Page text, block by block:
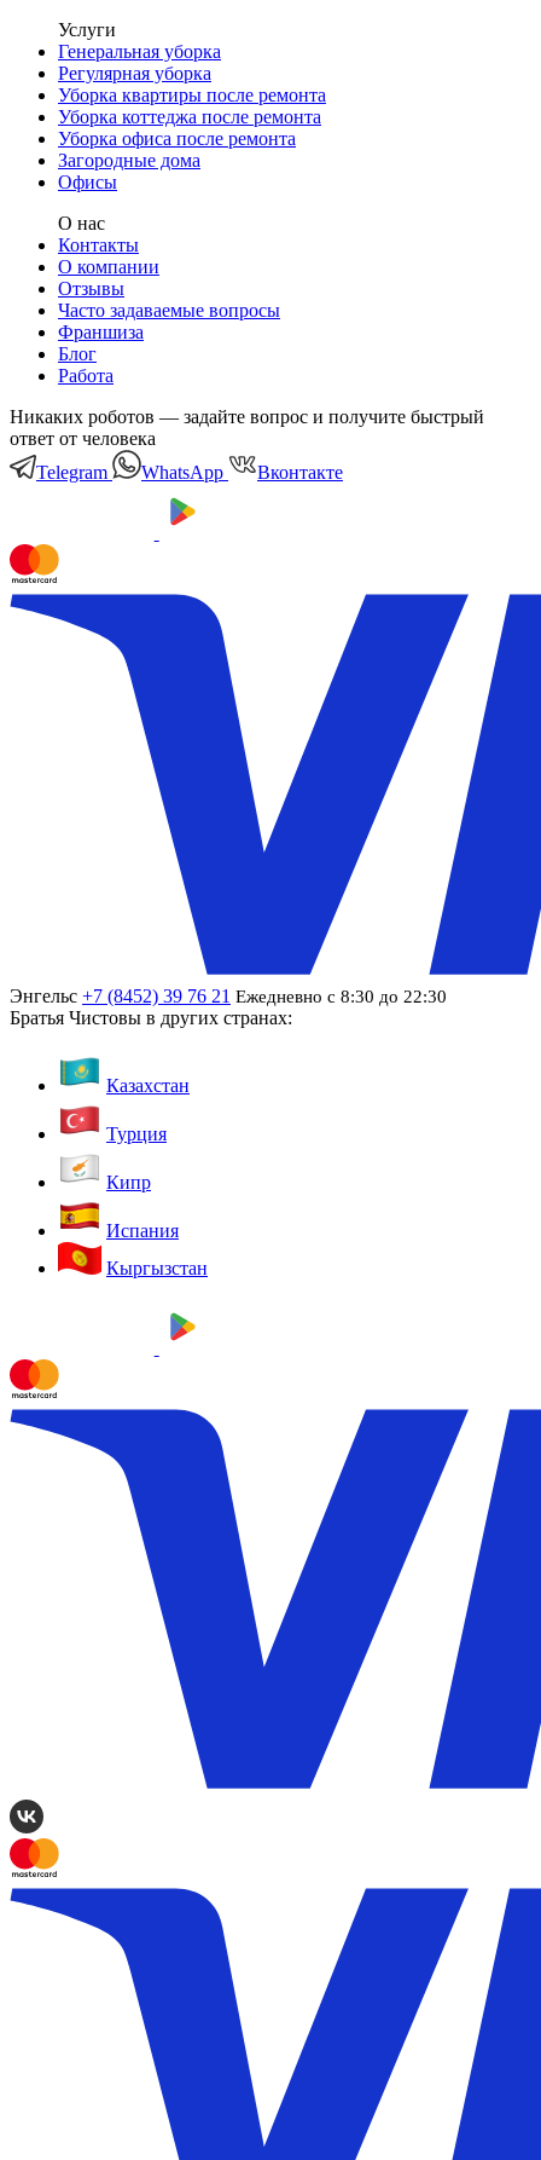
Услуги
Генеральная уборка
Регулярная уборка
Уборка квартиры после ремонта
Уборка коттеджа после ремонта
Уборка офиса после ремонта
Загородные дома
Офисы
О нас
Контакты
О компании
Отзывы
Часто задаваемые вопросы
Франшиза
Блог
Работа
Никаких роботов — задайте вопрос и получите быстрый
ответ от человека
Telegram
WhatsApp Вконтакте
Энгельс +7 (8452) 39 76 21 Ежедневно с 8:30 до 22:30
Братья Чистовы в других странах:
Казахстан
Турция
Кипр
Испания
Кыргызстан